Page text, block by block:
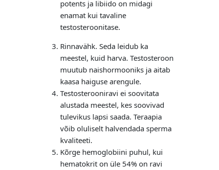
potents ja libiido on midagi
enamat kui tavaline
testosteroonitase.
Rinnavähk. Seda leidub ka
meestel, kuid harva. Testosteroon
muutub naishormooniks ja aitab
kaasa haiguse arengule.
Testosterooniravi ei soovitata
alustada meestel, kes soovivad
tulevikus lapsi saada. Teraapia
võib oluliselt halvendada sperma
kvaliteeti.
Kõrge hemoglobiini puhul, kui
hematokrit on üle 54% on ravi